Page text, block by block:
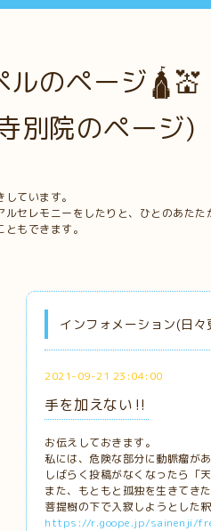
のページ🛕💒
別院のページ)
ています。
セレモニーをしたりと、ひとのあた
もできます。
インフォメーション(日々
2021-09-21 23:04:00
手を加えない‼️
お伝えしておきます。
私には、危険な部分に動脈瘤が
しばらく投稿がなくなったら「
また、もともと孤独を生きてき
菩提樹の下で入寂しようとした
https://r.goope.jp/sainenji/